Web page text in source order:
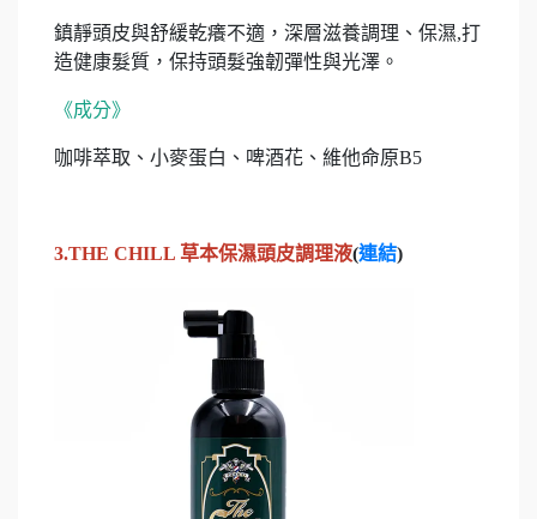
鎮靜頭皮與舒緩乾癢不適，深層滋養調理、保濕,打
造健康髮質，保持頭髮強韌彈性與光澤。
《成分》
咖啡萃取、小麥蛋白、啤酒花、維他命原B5
3.THE CHILL 草本保濕頭皮調理液(連結)